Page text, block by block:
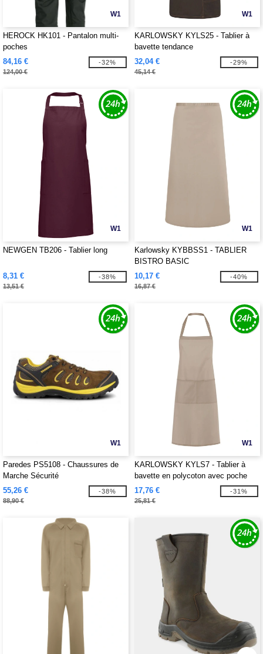
W1
HEROCK HK101 - Pantalon multi-
poches
84,16 €
124,00 €
-32%
W1
KARLOWSKY KYLS25 - Tablier à
bavette tendance
32,04 €
45,14 €
-29%
W1
NEWGEN TB206 - Tablier long
8,31 €
13,51 €
-38%
W1
Karlowsky KYBBSS1 - TABLIER
BISTRO BASIC
10,17 €
16,87 €
-40%
W1
Paredes PS5108 - Chaussures de
Marche Sécurité
55,26 €
88,90 €
-38%
W1
KARLOWSKY KYLS7 - Tablier à
bavette en polycoton avec poche
17,76 €
25,81 €
-31%